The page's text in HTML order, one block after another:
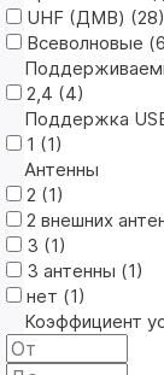
UHF (ДМВ) (28)
Всеволновые (6
2,4 (4)
Поддержка
1 (1)
Антенны
2 (1)
2 внешних
3 (1)
3 антенны (1)
нет (1)
Коэффициент